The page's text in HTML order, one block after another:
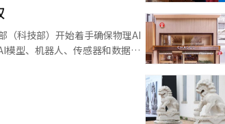
公共机构对
范围从系统建设扩展到AI计算资
CNS则围绕数据中心设计、建
服务收入同比增长5%，达到
是对外云收入同比增长了
（科技部）开始着手确保物理AI
模型、机器人、传感器和数据中
区德普拉扎酒店举行的“物理
保产业现场数据的获取和合成